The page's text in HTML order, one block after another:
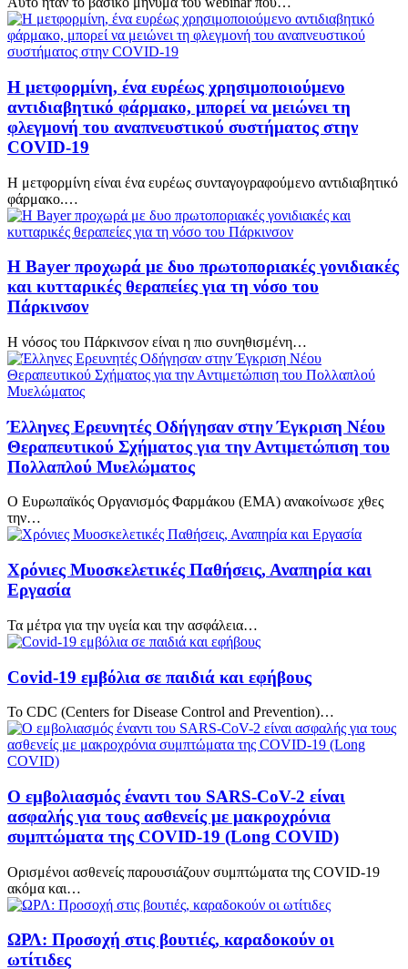
Η μετφορμίνη, ένα ευρέως χρησιμοποιούμενο
αντιδιαβητικό φάρμακο, μπορεί να μειώνει τη
φλεγμονή του αναπνευστικού συστήματος στην
COVID-19
Η μετφορμίνη είναι ένα ευρέως συνταγογραφούμενο αντιδιαβητικό
φάρμακο.…
Η Bayer προχωρά με δυο πρωτοποριακές γονιδιακές
και κυτταρικές θεραπείες για τη νόσο του
Πάρκινσον
Η νόσος του Πάρκινσον είναι η πιο συνηθισμένη…
Έλληνες Ερευνητές Οδήγησαν στην Έγκριση Νέου
Θεραπευτικού Σχήματος για την Αντιμετώπιση του
Πολλαπλού Μυελώματος
Ο Ευρωπαϊκός Οργανισμός Φαρμάκου (ΕΜΑ) ανακοίνωσε χθες
την…
Χρόνιες Mυοσκελετικές Παθήσεις, Αναπηρία και
Εργασία
Τα μέτρα για την υγεία και την ασφάλεια…
Covid-19 εμβόλια σε παιδιά και εφήβους
Το CDC (Centers for Disease Control and Prevention)…
Ο εμβολιασμός έναντι του SARS-CoV-2 είναι
ασφαλής για τους ασθενείς με μακροχρόνια
συμπτώματα της COVID-19 (Long COVID)
Ορισμένοι ασθενείς παρουσιάζουν συμπτώματα της COVID-19
ακόμα και…
ΩΡΛ: Προσοχή στις βουτιές, καραδοκούν οι
ωτίτιδες